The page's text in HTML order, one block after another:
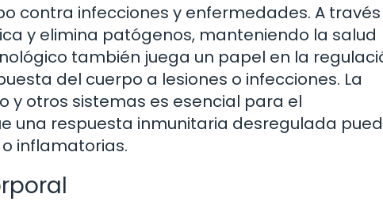
contra infecciones y enfermedades. A través
y elimina patógenos, manteniendo la salud
también juega un papel en la
del cuerpo a lesiones o infecciones. La
y otros sistemas es esencial para el
una respuesta inmunitaria desregulada
inflamatorias.